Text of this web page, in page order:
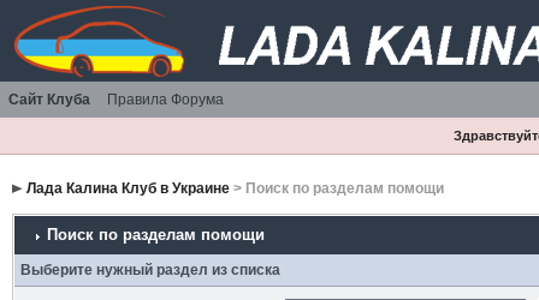
Сайт Клуба Правила Форума
Лада Калина Клуб в Украине> Поиск по разделам помощи
Поиск по разделам помощи
Выберите нужный раздел из списка